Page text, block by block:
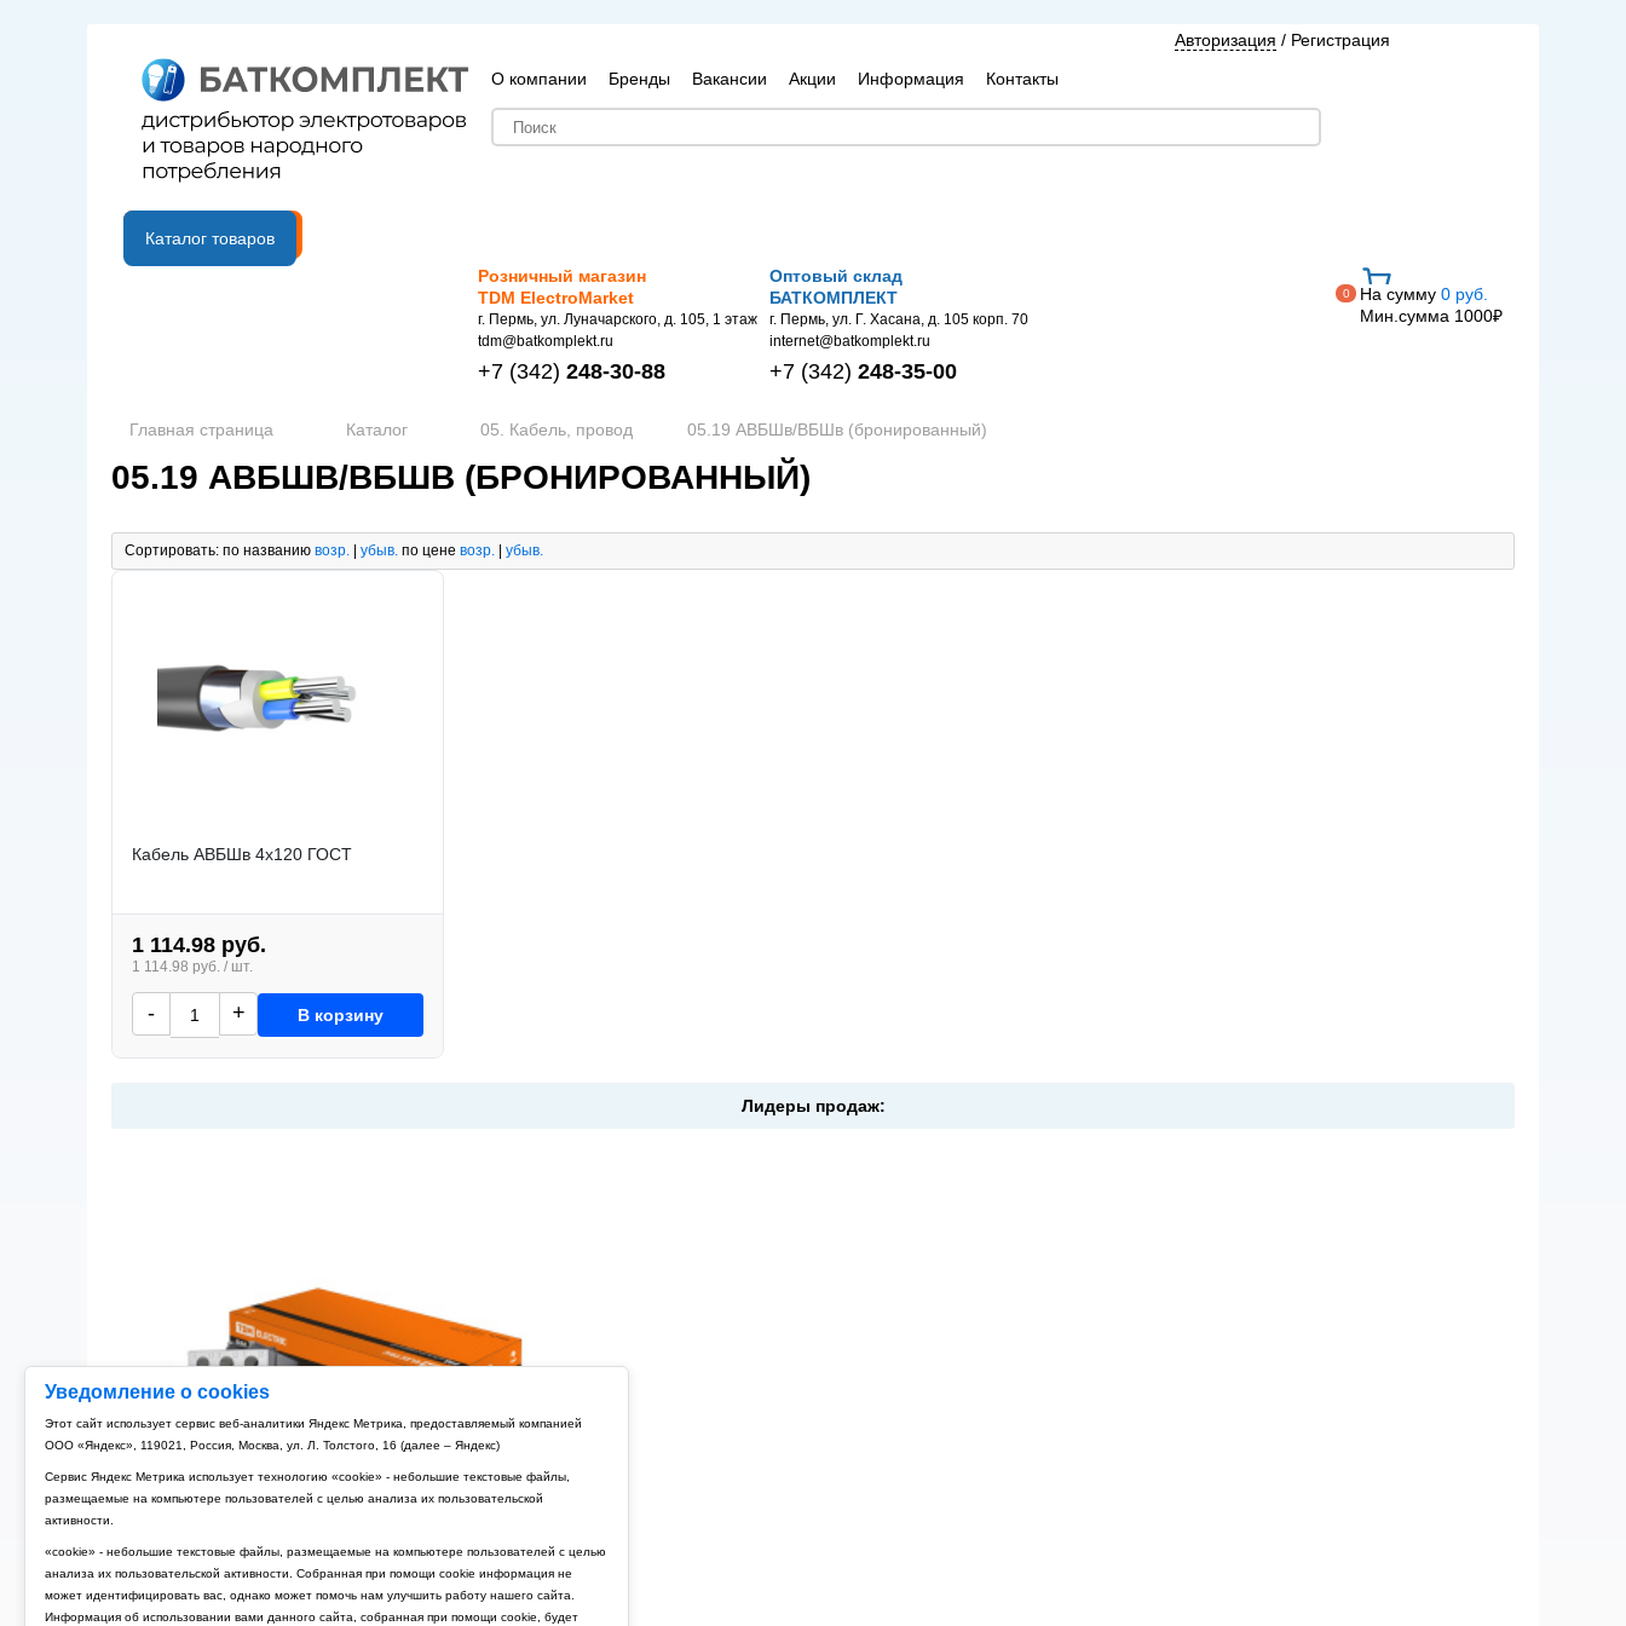
Уведомление о cookies
Этот сайт использует сервис веб-аналитики Яндекс Метрика, предоставляемый компанией
ООО «Яндекс», 119021, Россия, Москва, ул. Л. Толстого, 16 (далее – Яндекс)
Сервис Яндекс Метрика использует технологию «cookie» - небольшие текстовые файлы,
размещаемые на компьютере пользователей с целью анализа их пользовательской
активности.
«cookie» - небольшие текстовые файлы, размещаемые на компьютере пользователей с целью
анализа их пользовательской активности. Собранная при помощи cookie информация не
может идентифицировать вас, однако может помочь нам улучшить работу нашего сайта.
Информация об использовании вами данного сайта, собранная при помощи cookie, будет
О компании Бренды Вакансии Акции Информация Контакты
Авторизация / Регистрация
B2B портал
Каталог товаров
Розничный магазин
TDM ElectroMarket
г. Пермь, ул. Луначарского, д. 105, 1 этаж
tdm@batkomplekt.ru
+7 (342) 248-30-88
Оптовый склад
БАТКОМПЛЕКТ
г. Пермь, ул. Г. Хасана, д. 105 корп. 70
internet@batkomplekt.ru
+7 (342) 248-35-00
0 На сумму 0 руб.
Мин.сумма 1000₽
Главная страница Каталог 05. Кабель, провод 05.19 АВБШв/ВБШв (бронированный)
05.19 АВБШВ/ВБШВ (БРОНИРОВАННЫЙ)
Сортировать: по названию возр. | убыв. по цене возр. | убыв.
Кабель АВБШв 4х120 ГОСТ
1 114.98 руб.
1 114.98 руб. / шт.
- + В корзину
Лидеры продаж: